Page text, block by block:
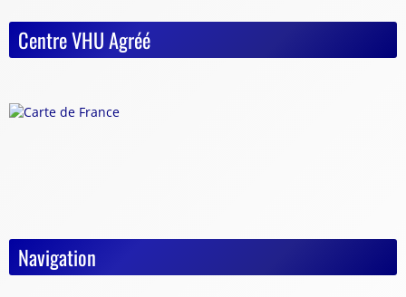
Centre VHU Agréé
Navigation